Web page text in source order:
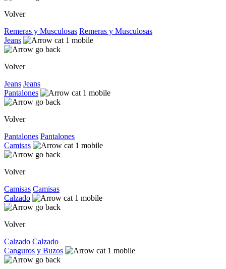
Volver
Remeras y Musculosas Remeras y Musculosas
Jeans
Volver
Jeans Jeans
Pantalones
Volver
Pantalones Pantalones
Camisas
Volver
Camisas Camisas
Calzado
Volver
Calzado Calzado
Canguros y Buzos